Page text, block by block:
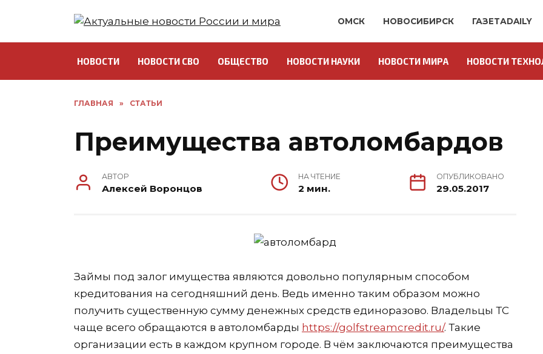
ОМСК НОВОСИБИРСК ГАЗЕТАDAILY
НОВОСТИ НОВОСТИ СВО ОБЩЕСТВО НОВОСТИ НАУКИ НОВОСТИ МИРА НОВОСТИ
ГЛАВНАЯ » СТАТЬИ
Преимущества автоломбардов
АВТОР
Алексей Воронцов
НА ЧТЕНИЕ
2 мин.
ОПУБЛИКОВАНО
29.05.2017
Займы под залог имущества являются довольно популярным способом
кредитования на сегодняшний день. Ведь именно таким образом можно
получить существенную сумму денежных средств единоразово. Владельцы ТС
чаще всего обращаются в автоломбарды https://golfstreamcredit.ru/. Такие
организации есть в каждом крупном городе. В чём заключаются преимущества